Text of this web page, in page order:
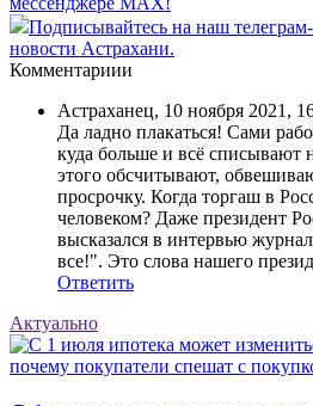
Подписывайтесь на наш
новости Астрахани.
Комментариии
Астраханец, 10 ноября 2021,
Да ладно плакаться! Сами
куда больше и всё списывают
этого обсчитывают,
просрочку. Когда торгаш в
человеком? Даже президент
высказался в интервью
все!". Это слова нашего
Ответить
Актуально